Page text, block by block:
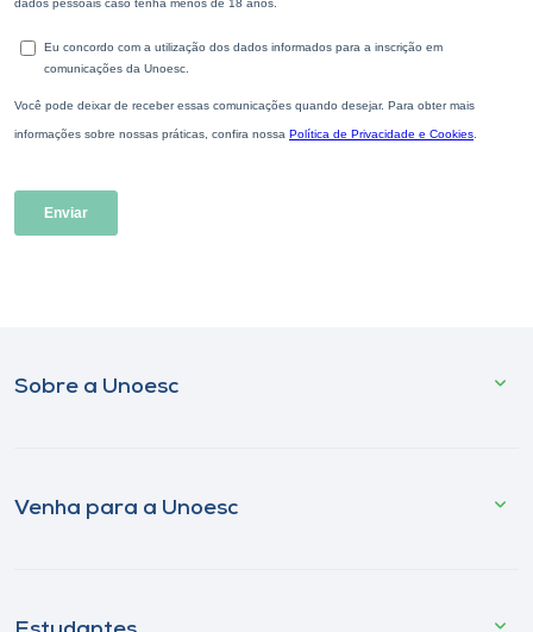
Sobre a Unoesc
Venha para a Unoesc